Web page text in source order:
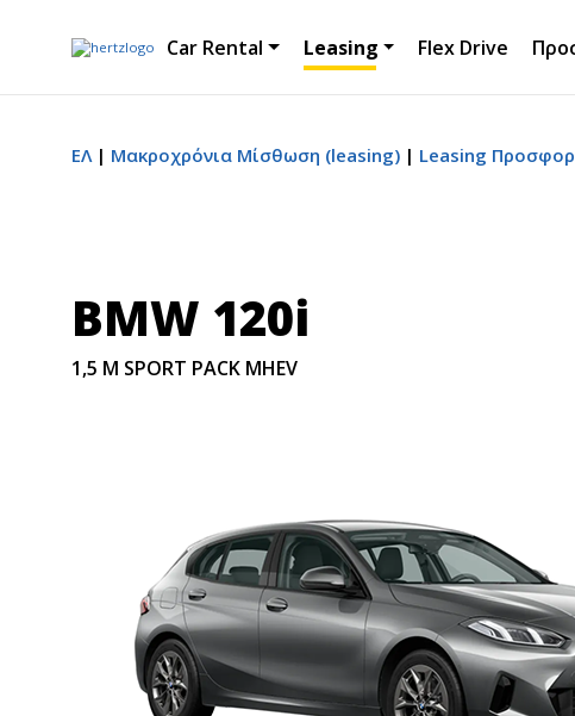
Car Rental Leasing Flex Drive
ΕΛ Μακροχρόνια Μίσθωση (leasing) Leasing
BMW 120i
1,5 M SPORT PACK MHEV